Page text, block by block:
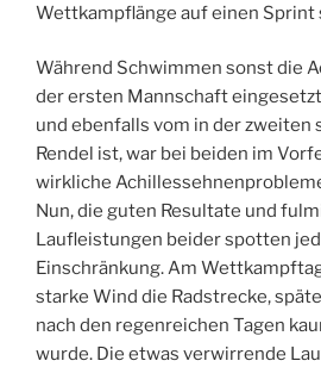
Wettkampflänge auf einen Sprint
Während Schwimmen sonst die
der ersten Mannschaft
und ebenfalls vom in der zweiten
Rendel ist, war bei beiden im
wirkliche
Nun, die guten Resultate und
Laufleistungen beider spotten
Einschränkung. Am
starke Wind die Radstrecke,
nach den regenreichen Tagen
wurde. Die etwas verwirrende